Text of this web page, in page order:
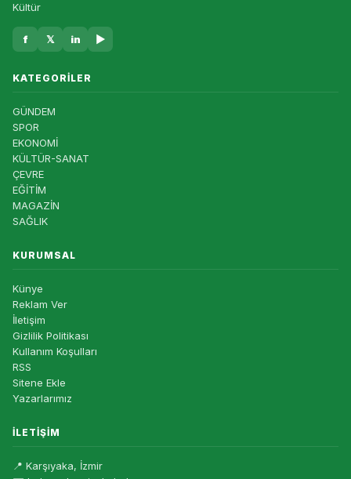
Kültür
f 𝕏 in ▶
KATEGORILER
GÜNDEM
SPOR
EKONOMİ
KÜLTÜR-SANAT
ÇEVRE
EĞİTİM
MAGAZİN
SAĞLIK
KURUMSAL
Künye
Reklam Ver
İletişim
Gizlilik Politikası
Kullanım Koşulları
RSS
Sitene Ekle
Yazarlarımız
İLETIŞIM
📍 Karşıyaka, İzmir